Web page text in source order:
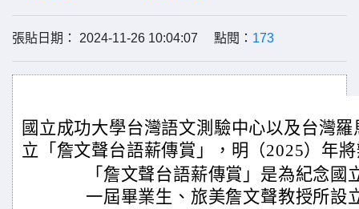
張貼日期： 2024-11-26 10:04:07 點閱： 173
國立成功大學台灣語文測驗中心以及台灣
立「詹文聲台語薪傳賞」，明（2025）年
「詹文聲台語薪傳賞」是為紀念
一屆畢業生、旅美詹文聲教授所設